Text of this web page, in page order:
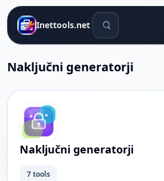
Inettools.net Orodja za iskanje
Naključni generatorji
Naključni generatorji
7 tools